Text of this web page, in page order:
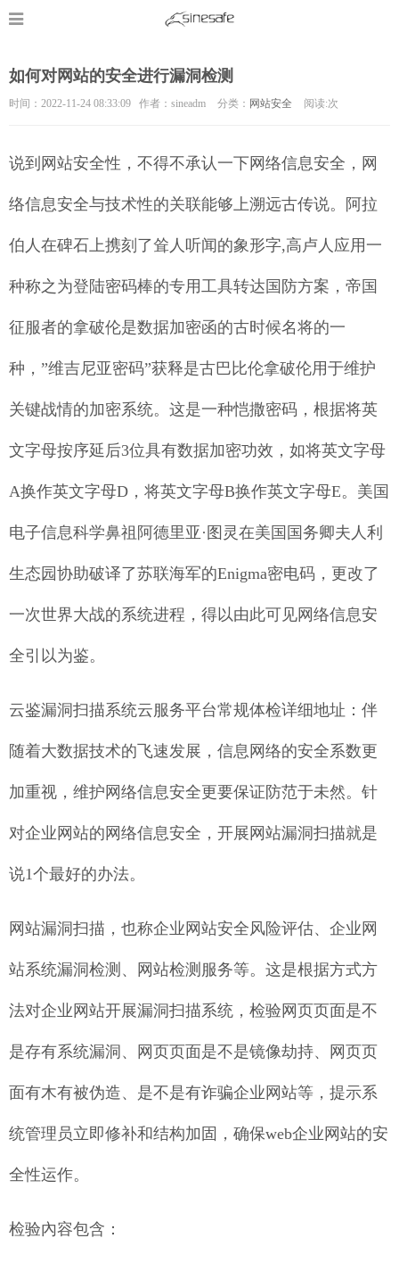
如何对网站的安全进行漏洞检测
时间：2022-11-24 08:33:09 作者：sineadm 分类： 网站安全 阅读:次
说到网站安全性，不得不承认一下网络信息安全，网
络信息安全与技术性的关联能够上溯远古传说。阿拉
伯人在碑石上携刻了耸人听闻的象形字,高卢人应用一
种称之为登陆密码棒的专用工具转达国防方案，帝国
征服者的拿破伦是数据加密函的古时候名将的一
种，”维吉尼亚密码”获释是古巴比伦拿破伦用于维护
关键战情的加密系统。这是一种恺撒密码，根据将英
文字母按序延后3位具有数据加密功效，如将英文字母
A换作英文字母D，将英文字母B换作英文字母E。美国
电子信息科学鼻祖阿德里亚·图灵在美国国务卿夫人利
生态园协助破译了苏联海军的Enigma密电码，更改了
一次世界大战的系统进程，得以由此可见网络信息安
全引以为鉴。
云鉴漏洞扫描系统云服务平台常规体检详细地址：伴
随着大数据技术的飞速发展，信息网络的安全系数更
加重视，维护网络信息安全更要保证防范于未然。针
对企业网站的网络信息安全，开展网站漏洞扫描就是
说1个最好的办法。
网站漏洞扫描，也称企业网站安全风险评估、企业网
站系统漏洞检测、网站检测服务等。这是根据方式方
法对企业网站开展漏洞扫描系统，检验网页页面是不
是存有系统漏洞、网页页面是不是镜像劫持、网页页
面有木有被伪造、是不是有诈骗企业网站等，提示系
统管理员立即修补和结构加固，确保web企业网站的安
全性运作。
检验內容包含：